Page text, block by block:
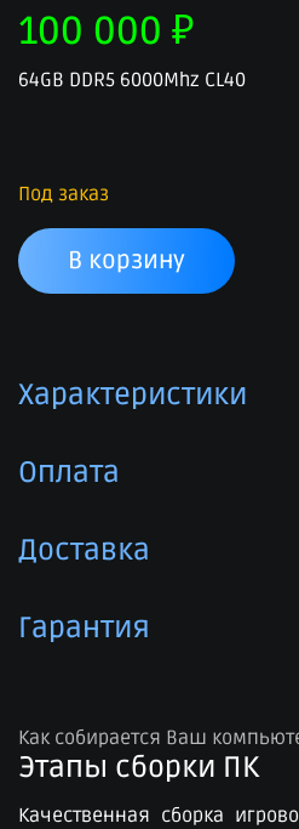
100 000 ₽
64GB DDR5 6000Mhz CL40
Под заказ
В корзину
Характеристики
Оплата
Доставка
Гарантия
Как собирается Ваш
Этапы сборки ПК​
Качественная сборка